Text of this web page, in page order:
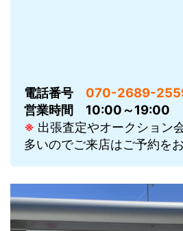
電話番号 070-2689-
営業時間
10:00～19:00
※ 出張査定やオークション
多いのでご来店はご予約を